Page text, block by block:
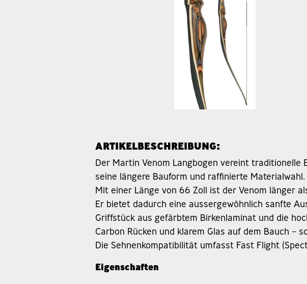
ARTIKELBESCHREIBUNG:
Der Martin Venom Langbogen vereint traditionelle
seine längere Bauform und raffinierte Materialwahl.
Mit einer Länge von 66 Zoll ist der Venom länger
Er bietet dadurch eine aussergewöhnlich sanfte
Griffstück aus gefärbtem Birkenlaminat und die
Carbon Rücken und klarem Glas auf dem Bauch –
Die Sehnenkompatibilität umfasst Fast Flight
Eigenschaften